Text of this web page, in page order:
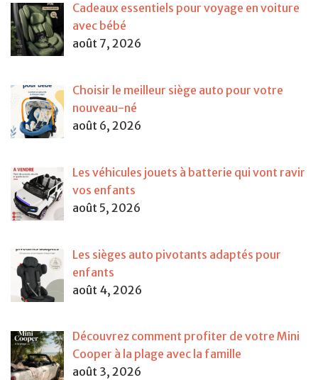
Cadeaux essentiels pour voyage en voiture
avec bébé
août 7, 2026
Choisir le meilleur siège auto pour votre
nouveau-né
août 6, 2026
Les véhicules jouets à batterie qui vont ravir
vos enfants
août 5, 2026
Les sièges auto pivotants adaptés pour
enfants
août 4, 2026
Découvrez comment profiter de votre Mini
Cooper à la plage avec la famille
août 3, 2026